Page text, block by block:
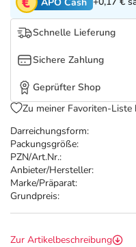
Tierapotheke
Vitamine &
Salus Deals
Darreichungsform:
Packungsgröße:
PZN/Art.Nr.:
Anbieter/Hersteller:
Marke/Präparat:
Grundpreis:
Schnelle Lieferung
Sichere Zahlung
Geprüfter Shop
Zu meiner Favoriten-Liste
Zur Artikelbeschreibung